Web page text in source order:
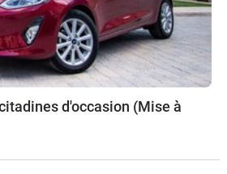
d'occasion (Mise à